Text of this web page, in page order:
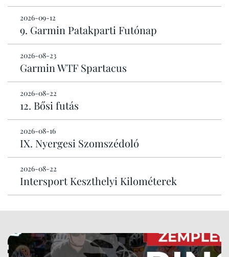
2026-09-12
9. Garmin Patakparti Futónap
2026-08-23
Garmin WTF Spartacus
2026-08-22
12. Bősi futás
2026-08-16
IX. Nyergesi Szomszédoló
2026-08-22
Intersport Keszthelyi Kilométerek